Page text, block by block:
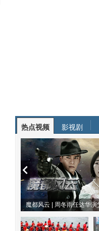
热点视频 影视剧
魔都风云 | 周冬雨任达华演